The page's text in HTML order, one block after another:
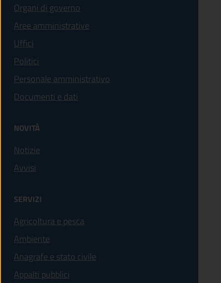
Organi di governo
Aree amministrative
Uffici
Politici
Personale amministrativo
Documenti e dati
NOVITÀ
Notizie
Avvisi
SERVIZI
Agricoltura e pesca
Ambiente
Anagrafe e stato civile
Appalti pubblici